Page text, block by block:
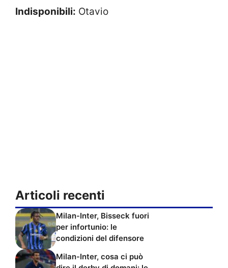
Indisponibili: Otavio
Articoli recenti
Milan-Inter, Bisseck fuori
per infortunio: le
condizioni del difensore
Milan-Inter, cosa ci può